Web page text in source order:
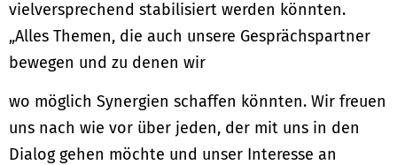
vielversprechend stabilisiert werden könnten.
„Alles Themen, die auch unsere Gesprächspartner
bewegen und zu denen wir
wo möglich Synergien schaffen könnten. Wir freuen
uns nach wie vor über jeden, der mit uns in den
Dialog gehen möchte und unser Interesse an